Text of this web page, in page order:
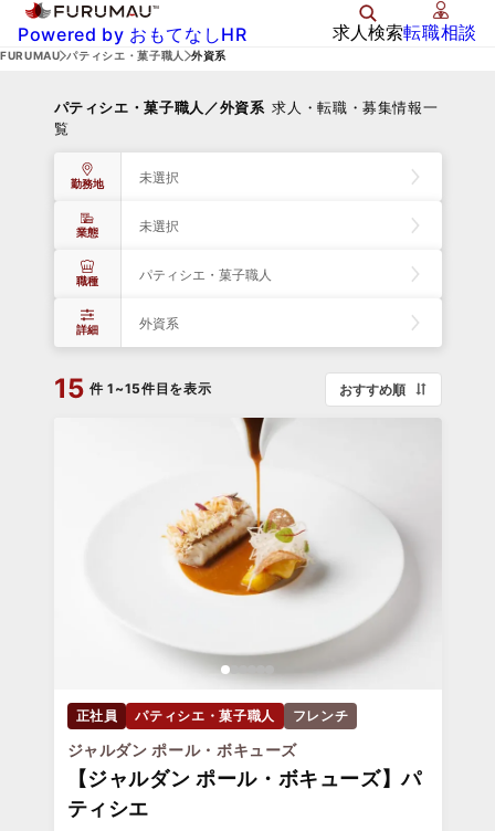
Powered by おもてなしHR 求人検索転職相談
FURUMAU パティシエ・菓子職人 外資系
パティシエ・菓子職人／外資系 求人・転職・募集情報一
覧
勤務地 未選択
業態 未選択
職種 パティシエ・菓子職人
詳細 外資系
15 件 1~15件目を表示 おすすめ順
正社員 パティシエ・菓子職人 フレンチ
ジャルダン ポール・ボキューズ
【ジャルダン ポール・ボキューズ】パ
ティシエ